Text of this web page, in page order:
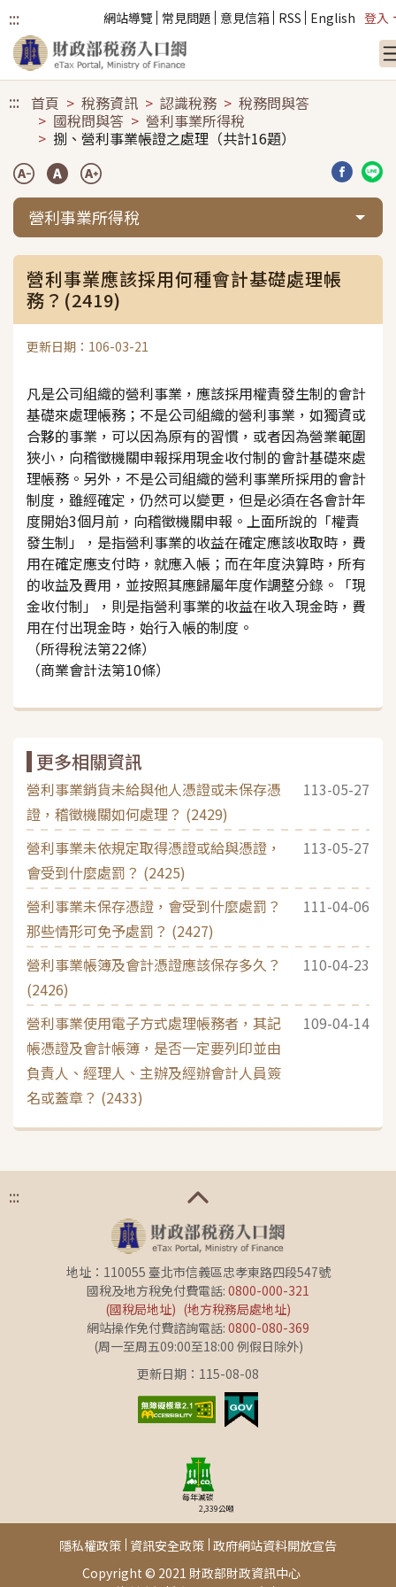
::: 網站導覽 常見問題 意見信箱 RSS English 登入
::: 首頁 稅務資訊 認識稅務
稅務問與答
國稅問與答
營利事業所得稅
捌、營利事業帳證之處理（共計16題）
分享到
分
營利事業所得稅
營利事業應該採用何種會計基礎處理帳
務？(2419)
更新日期：106-03-21
凡是公司組織的營利事業，應該採用權責發生制的會計
基礎來處理帳務；不是公司組織的營利事業，如獨資或
合夥的事業，可以因為原有的習慣，或者因為營業範圍
狹小，向稽徵機關申報採用現金收付制的會計基礎來處
理帳務。另外，不是公司組織的營利事業所採用的會計
制度，雖經確定，仍然可以變更，但是必須在各會計年
度開始3個月前，向稽徵機關申報。上面所說的「權責
發生制」，是指營利事業的收益在確定應該收取時，費
用在確定應支付時，就應入帳；而在年度決算時，所有
的收益及費用，並按照其應歸屬年度作調整分錄。「現
金收付制」，則是指營利事業的收益在收入現金時，費
用在付出現金時，始行入帳的制度。
（所得稅法第22條）
（商業會計法第10條）
更多相關資訊
營利事業銷貨未給與他人憑證或未保存憑
證，稽徵機關如何處理？ (2429)
113-05-27
營利事業未依規定取得憑證或給與憑證，
會受到什麼處罰？ (2425)
113-05-27
營利事業未保存憑證，會受到什麼處罰？
那些情形可免予處罰？ (2427)
111-04-06
營利事業帳簿及會計憑證應該保存多久？
(2426)
110-04-23
營利事業使用電子方式處理帳務者，其記
帳憑證及會計帳簿，是否一定要列印並由
負責人、經理人、主辦及經辦會計人員簽
名或蓋章？ (2433)
109-04-14
:::
地址：110055 臺北市信義區忠孝東路四段547號
國稅及地方稅免付費電話: 0800-000-321
(國稅局地址) (地方稅務局處地址)
網站操作免付費諮詢電話: 0800-080-369
(周一至周五09:00至18:00 例假日除外)
更新日期：115-08-08
每年減碳
2,339公噸
Copyright © 2021 財政部財政資訊中心
隱私權政策 資訊安全政策 政府網站資料開放宣告